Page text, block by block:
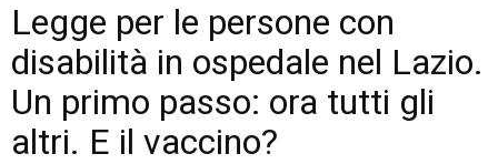
Legge per le persone con
disabilità in ospedale nel Lazio.
Un primo passo: ora tutti gli
altri. E il vaccino?